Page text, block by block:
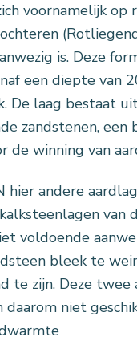
voornamelijk op
is. Deze
een diepte van
De laag bestaat
zandstenen, een
de winning van
hier andere
van
voldoende
bleek te
te zijn. Deze twee
daarom niet